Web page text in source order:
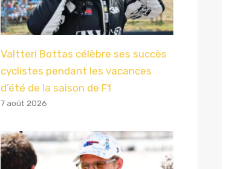
Valtteri Bottas célèbre ses succès
cyclistes pendant les vacances
d’été de la saison de F1
7 août 2026